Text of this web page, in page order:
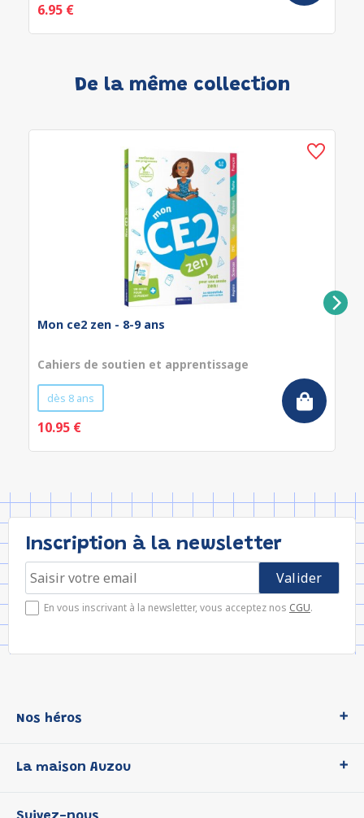
6.95 €
De la même collection
Mon ce2 zen - 8-9 ans
Cahiers de soutien et apprentissage
dès 8 ans
10.95 €
Inscription à la newsletter
En vous inscrivant à la newsletter, vous acceptez nos CGU.
Nos héros
P'tit Loup
La maison Auzou